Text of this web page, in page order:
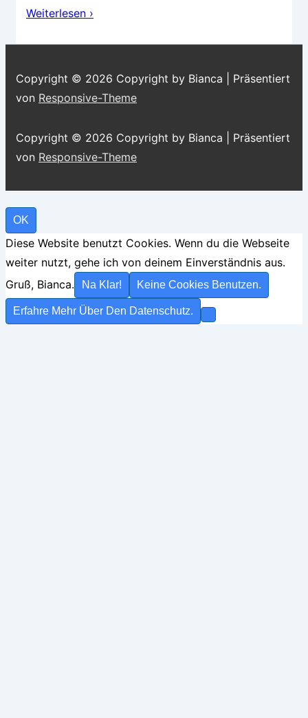
Rezension
der
Asharni“
Weiterlesen ›
Copyright © 2026 Copyright by Bianca
| Präsentiert
von Responsive-Theme
Copyright © 2026 Copyright by Bianca
| Präsentiert
von Responsive-Theme
OK
Diese Website benutzt Cookies. Wenn du die Webseite
weiter nutzt, gehe ich von deinem Einverständnis aus.
Gruß, Bianca.
Na Klar! Keine Cookies Benutzen.
Erfahre Mehr Über Den Datenschutz.